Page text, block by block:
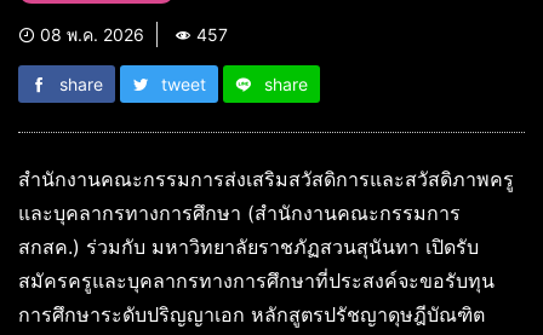
08 พ.ค. 2026 457
share tweet share
สำนักงานคณะกรรมการส่งเสริมสวัสดิการและสวัสดิภาพครู
และบุคลากรทางการศึกษา (สำนักงานคณะกรรมการ
สกสค.) ร่วมกับ มหาวิทยาลัยราชภัฏสวนสุนันทา เปิดรับ
สมัครครูและบุคลากรทางการศึกษาที่ประสงค์จะขอรับทุน
การศึกษาระดับปริญญาเอก หลักสูตรปรัชญาดุษฎีบัณฑิต